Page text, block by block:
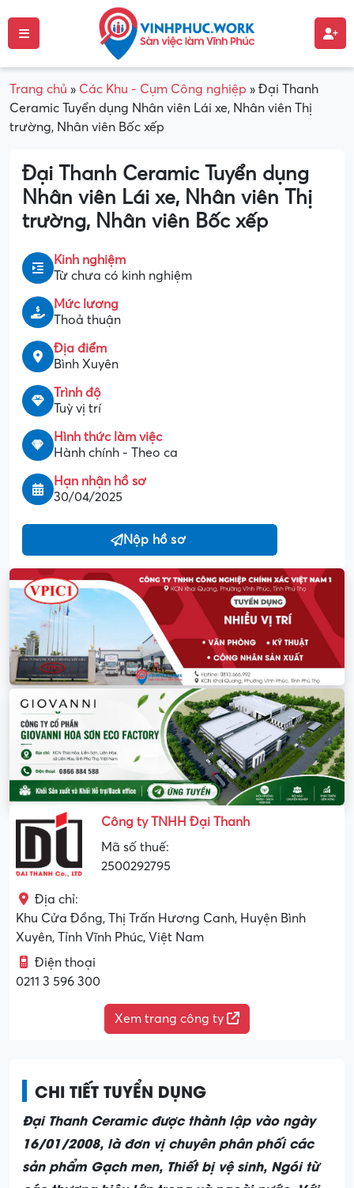
Trang chủ » Các Khu - Cụm Công nghiệp » Đại Thanh
Ceramic Tuyển dụng Nhân viên Lái xe, Nhân viên Thị
trường, Nhân viên Bốc xếp
Đại Thanh Ceramic Tuyển dụng
Nhân viên Lái xe, Nhân viên Thị
trường, Nhân viên Bốc xếp
Kinh nghiệm
Từ chưa có kinh nghiệm
Mức lương
Thoả thuận
Địa điểm
Bình Xuyên
Trình độ
Tuỳ vị trí
Hình thức làm việc
Hành chính - Theo ca
Hạn nhận hồ sơ
30/04/2025
Nộp hồ sơ
Công ty TNHH Đại Thanh
Mã số thuế:
2500292795
Địa chỉ:
Khu Cửa Đồng, Thị Trấn Hương Canh, Huyện Bình
Xuyên, Tỉnh Vĩnh Phúc, Việt Nam
Điện thoại
0211 3 596 300
Xem trang công ty
CHI TIẾT TUYỂN DỤNG
Đại Thanh Ceramic được thành lập vào ngày
16/01/2008, là đơn vị chuyên phân phối các
sản phẩm Gạch men, Thiết bị vệ sinh, Ngói từ